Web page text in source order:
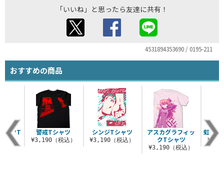
「いいね」と思ったら友達に共有！
4531894353690 / 0195-211
おすすめの商品
シンジTシャツ
¥3,190（税込）
アスカグラフィッ
クTシャツ
¥3,190（税込）
虹と初
ックT
込）
警戒Tシャツ
¥3,190（税込）